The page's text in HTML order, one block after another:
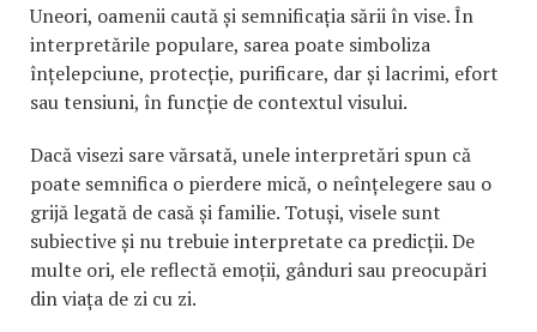
Uneori, oamenii caută și semnificația sării în vise. În
interpretările populare, sarea poate simboliza
înțelepciune, protecție, purificare, dar și lacrimi, efort
sau tensiuni, în funcție de contextul visului.
Dacă visezi sare vărsată, unele interpretări spun că
poate semnifica o pierdere mică, o neînțelegere sau o
grijă legată de casă și familie. Totuși, visele sunt
subiective și nu trebuie interpretate ca predicții. De
multe ori, ele reflectă emoții, gânduri sau preocupări
din viața de zi cu zi.